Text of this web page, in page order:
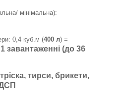
мінімальна):
0,4 куб.м (400 л) =
завантаженні (до 36
тирси, брикети,